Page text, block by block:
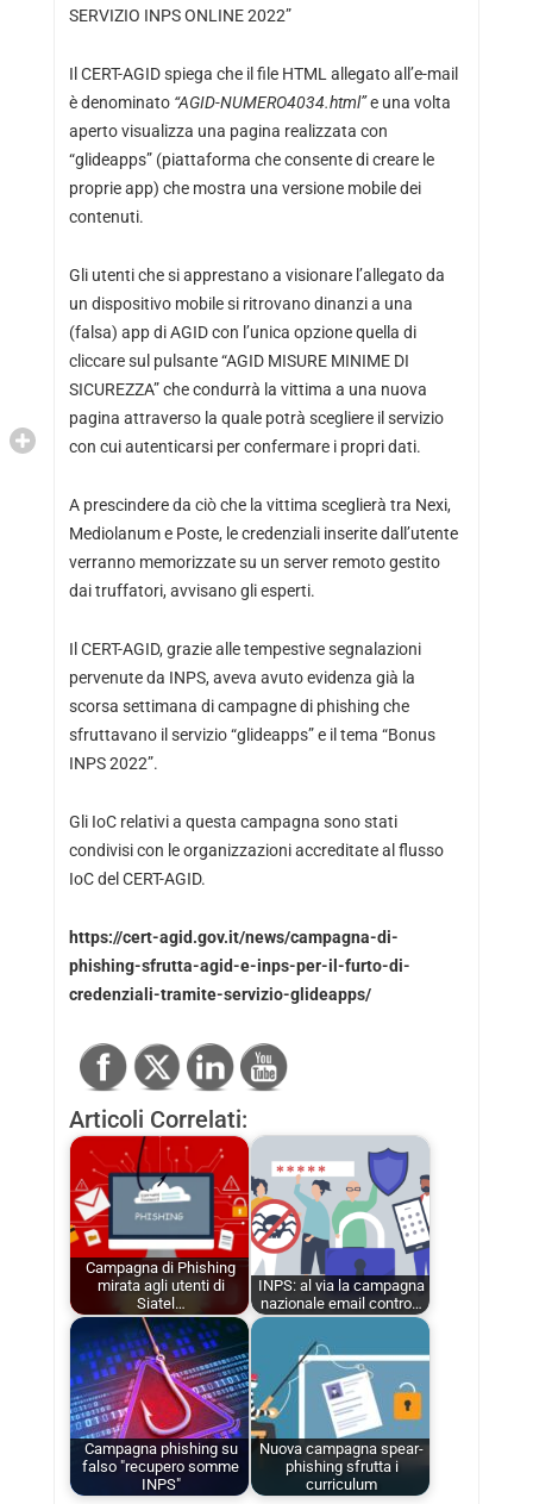
SERVIZIO INPS ONLINE 2022”
Il CERT-AGID spiega che il file HTML allegato all’e-mail
è denominato “AGID-NUMERO4034.html”e una volta
aperto visualizza una pagina realizzata con
“glideapps” (piattaforma che consente di creare le
proprie app) che mostra una versione mobile dei
contenuti.
Gli utenti che si apprestano a visionare l’allegato da
un dispositivo mobile si ritrovano dinanzi a una
(falsa) app di AGID con l’unica opzione quella di
cliccare sul pulsante “AGID MISURE MINIME DI
SICUREZZA” che condurrà la vittima a una nuova
pagina attraverso la quale potrà scegliere il servizio
con cui autenticarsi per confermare i propri dati.
A prescindere da ciò che la vittima sceglierà tra Nexi,
Mediolanum e Poste, le credenziali inserite dall’utente
verranno memorizzate su un server remoto gestito
dai truffatori, avvisano gli esperti.
Il CERT-AGID, grazie alle tempestive segnalazioni
pervenute da INPS, aveva avuto evidenza già la
scorsa settimana di campagne di phishing che
sfruttavano il servizio “glideapps” e il tema “Bonus
INPS 2022”.
Gli IoC relativi a questa campagna sono stati
condivisi con le organizzazioni accreditate al flusso
IoC del CERT-AGID.
https://cert-agid.gov.it/news/campagna-di-
phishing-sfrutta-agid-e-inps-per-il-furto-di-
credenziali-tramite-servizio-glideapps/
Articoli Correlati:
Campagna di Phishing
mirata agli utenti di
Siatel…
INPS: al via la campagna
nazionale email contro…
Campagna phishing su
falso "recupero somme
INPS"
Nuova campagna spear-
phishing sfrutta i
curriculum